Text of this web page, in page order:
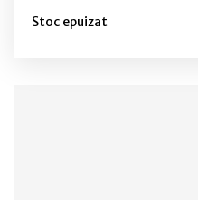
Stoc epuizat